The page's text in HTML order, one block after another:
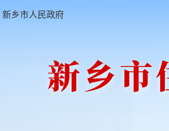
新乡市人民政府